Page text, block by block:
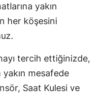
yakın
her köşesini
tercih ettiğinizde,
mesafede
Saat Kulesi ve